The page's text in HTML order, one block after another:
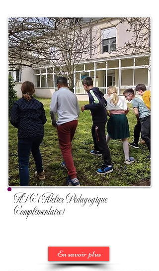
APC (Atelier Pédagogique
Complémentaire)
En savoir plus